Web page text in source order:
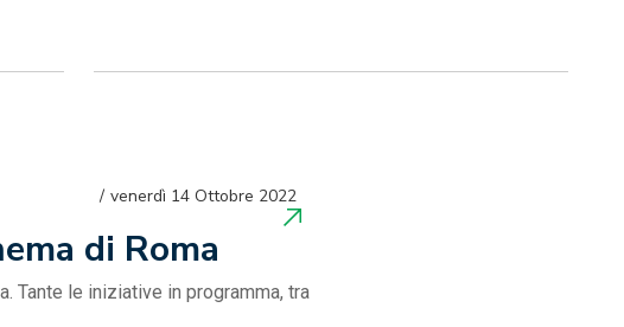
di Roma
venerdì 14 Ottobre 2022
Tante le iniziative in programma, tra